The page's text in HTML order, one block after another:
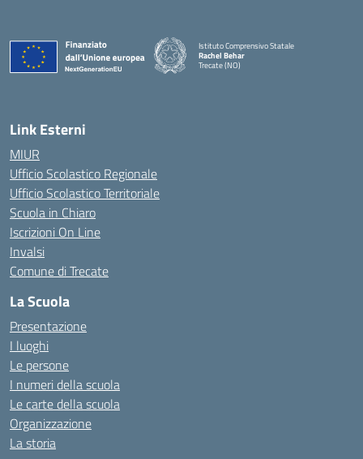
Istituto Comprensivo Statale
Rachel Behar
Trecate (NO)
Link Esterni
MIUR
Ufficio Scolastico Regionale
Ufficio Scolastico Territoriale
Scuola in Chiaro
Iscrizioni On Line
Invalsi
Comune di Trecate
La Scuola
Presentazione
I luoghi
Le persone
I numeri della scuola
Le carte della scuola
Organizzazione
La storia